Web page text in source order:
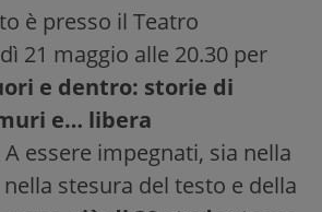
è presso il Teatro
21 maggio alle 20.30 per
e dentro: storie di
e… libera
A essere impegnati, sia nella
stesura del testo e della